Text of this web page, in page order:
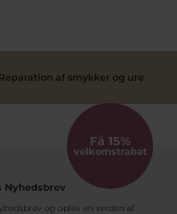
Reparation af smykker og ure
Få 15%
velkomstrabat
Nyhedsbrev
og oplev en verden af